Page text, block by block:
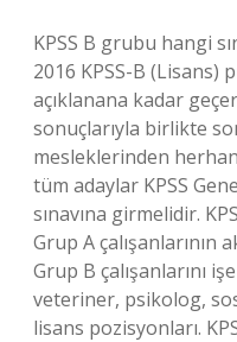
KPSS B grubu hangi
2016 KPSS-B (Lisans)
açıklanana kadar
sonuçlarıyla birlikte
mesleklerinden
tüm adaylar KPSS
sınavına girmelidir.
Grup A
Grup B çalışanlarını
veteriner, psikolog,
lisans pozisyonları.